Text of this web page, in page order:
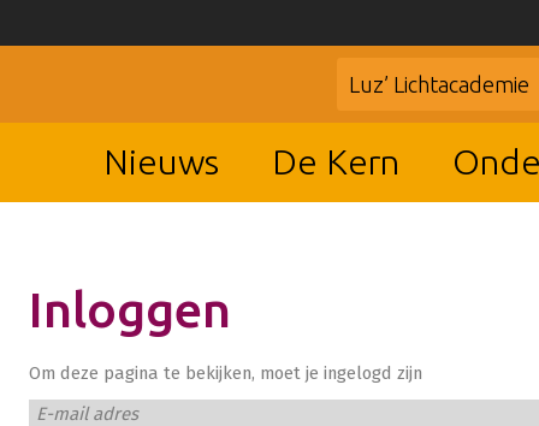
Luz’ Lichtacademie
Nieuws De Kern
Inloggen
Om deze pagina te bekijken, moet je ingelogd zijn
E-mail adres